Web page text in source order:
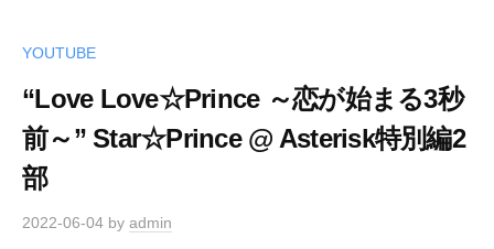
YOUTUBE
“Love Love☆Prince ～恋が始まる3秒
前～” Star☆Prince @ Asterisk特別編2
部
2022-06-04 by admin